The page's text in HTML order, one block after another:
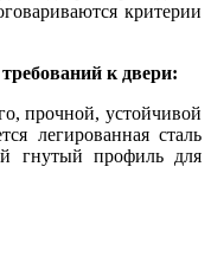
критерии
к двери:
прочной, устойчивой
легированная сталь
гнутый профиль для